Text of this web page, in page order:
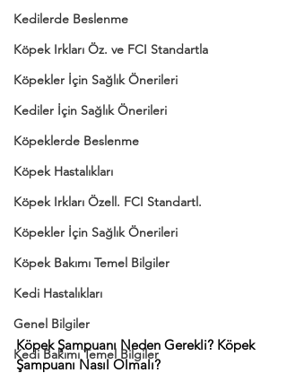
Kedilerde Beslenme
Köpek Irkları Öz. ve FCI Standartla
Köpekler İçin Sağlık Önerileri
Kediler İçin Sağlık Önerileri
Köpeklerde Beslenme
Köpek Hastalıkları
Köpek Irkları Özell. FCI Standartl.
Köpekler İçin Sağlık Önerileri
Köpek Bakımı Temel Bilgiler
Kedi Hastalıkları
Genel Bilgiler
Kedi Bakımı Temel Bilgiler
Köpek Şampuanı Neden Gerekli? Köpek
Şampuanı Nasıl Olmalı?